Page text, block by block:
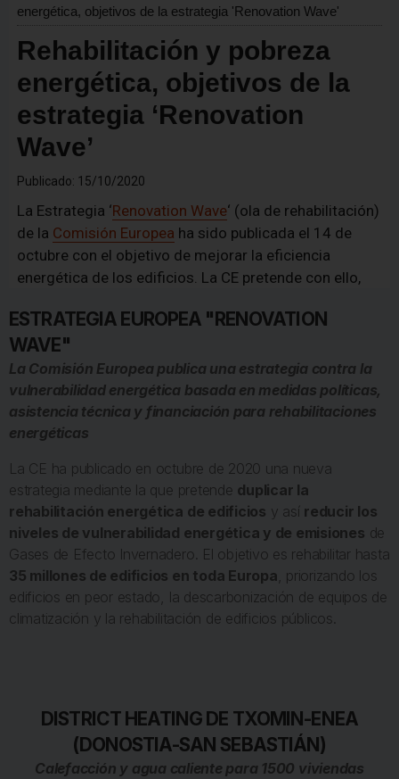
ESTRATEGIA EUROPEA "RENOVATION
WAVE"
La Comisión Europea publica una estrategia contra la
vulnerabilidad energética basada en medidas políticas,
asistencia técnica y financiación para rehabilitaciones
energéticas
La CE ha publicado en octubre de 2020 una nueva
estrategia mediante la que pretende duplicar la
rehabilitación energética de edificios y así reducir los
niveles de vulnerabilidad energética y de emisiones de
Gases de Efecto Invernadero. El objetivo es rehabilitar hasta
35 millones de edificios en toda Europa, priorizando los
edificios en peor estado, la descarbonización de equipos de
climatización y la rehabilitación de edificios públicos.
DISTRICT HEATING DE TXOMIN-ENEA
(DONOSTIA-SAN SEBASTIÁN)
Calefacción y agua caliente para 1500 viviendas